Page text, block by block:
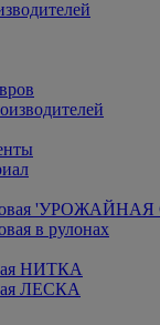
'УРОЖАЙНАЯ
в рулонах
НИТКА
ЛЕСКА